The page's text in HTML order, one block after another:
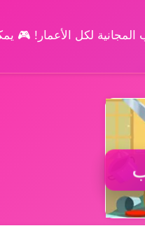
لكل الأعمار! 🎮